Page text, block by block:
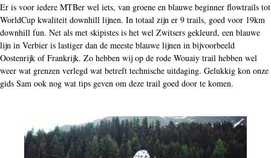
Er is voor iedere MTBer wel iets, van groene en blauwe beginner flowtrails tot
WorldCup kwaliteit downhill lijnen. In totaal zijn er 9 trails, goed voor 19km
downhill fun. Net als met skipistes is het wel Zwitsers gekleurd, een blauwe
lijn in Verbier is lastiger dan de meeste blauwe lijnen in bijvoorbeeld
Oostenrijk of Frankrijk. Zo hebben wij op de rode Wouaiy trail hebben wel
weer wat grenzen verlegd wat betreft technische uitdaging. Gelukkig kon onze
gids Sam ook nog wat tips geven om deze trail goed door te komen.